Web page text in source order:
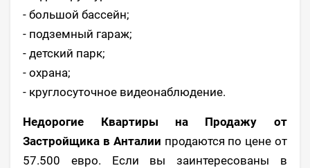
- большой бассейн;
- подземный гараж;
- детский парк;
- охрана;
- круглосуточное видеонаблюдение.
Недорогие Квартиры на Продажу от
Застройщика в Анталии продаются по цене от
57.500 евро. Если вы заинтересованы в